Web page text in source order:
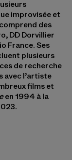
improvisée et
des
DD Dorvillier
France. Ses
plusieurs
de recherche
avec l’artiste
films et
en 1994 à la